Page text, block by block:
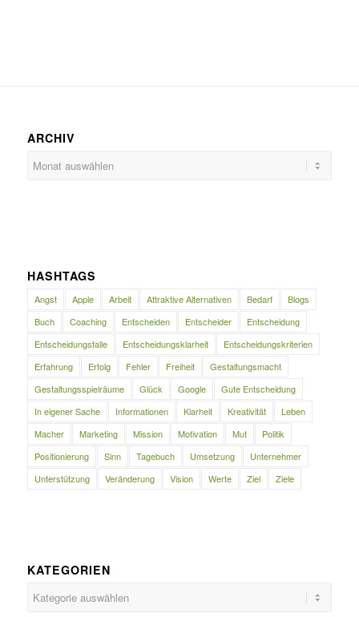
ARCHIV
HASHTAGS
Angst Apple Arbeit Attraktive Alternativen Bedarf
Blogs
Buch
Coaching Entscheiden Entscheider
Entscheidung
Entscheidungsfalle
Entscheidungsklarheit
Entscheidungskriterien
Erfahrung
Erfolg Fehler Freiheit
Gestaltungsmacht
Gestaltungsspielräume
Glück Google
Gute Entscheidung
In eigener Sache
Informationen Klarheit Kreativität
Leben
Macher
Marketing Mission Motivation Mut
Politik
Positionierung
Sinn Tagebuch Umsetzung
Unternehmer
Unterstützung
Veränderung Vision Werte Ziel Ziele
KATEGORIEN